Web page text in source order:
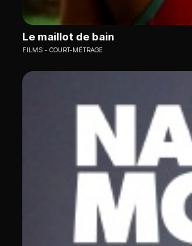
Le maillot de bain
FILMS COURT-MÉTRAGE